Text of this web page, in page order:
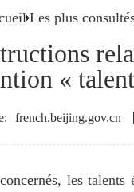
Les plus
«
french.beijing.gov.cn
les